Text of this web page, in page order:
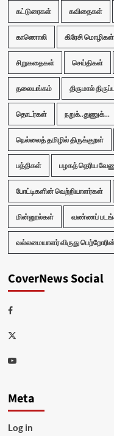
கட்டுரைகள் கவிதைகள்
காணொலி கிரேசி மொழிகள்
சிறுகதைகள் செய்திகள்
தலையங்கம் திருமால்
தொடர்கள் நறுக்..துணுக்...
நெல்லைத் தமிழில் திருக்குறள்
பத்திகள் பழகத் தெரிய
போட்டிகளின் வெற்றியாளர்கள்
மின்னூல்கள் வண்ணப்
வல்லமையாளர் விருது பெற்றோரின்
CoverNews Social
Facebook
Twitter
Youtube
Meta
Log in